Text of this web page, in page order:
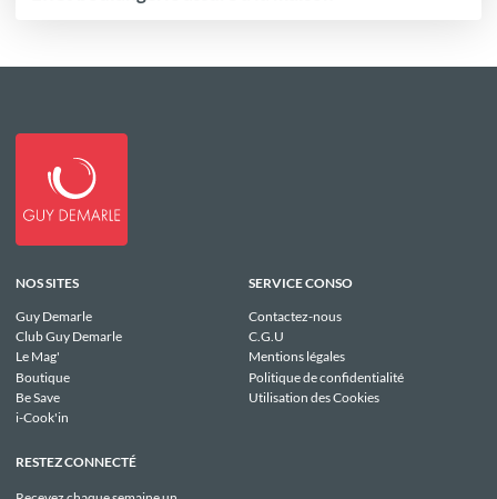
NOS SITES
Guy Demarle
Club Guy Demarle
Le Mag'
Boutique
Be Save
i-Cook'in
SERVICE CONSO
Contactez-nous
C.G.U
Mentions légales
Politique de confidentialité
Utilisation des Cookies
RESTEZ CONNECTÉ